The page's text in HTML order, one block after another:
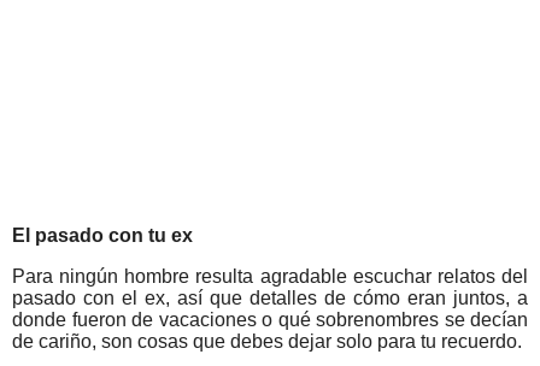
El pasado con tu ex
Para ningún hombre resulta agradable escuchar relatos del
pasado con el ex, así que detalles de cómo eran juntos, a
donde fueron de vacaciones o qué sobrenombres se decían
de cariño, son cosas que debes dejar solo para tu recuerdo.